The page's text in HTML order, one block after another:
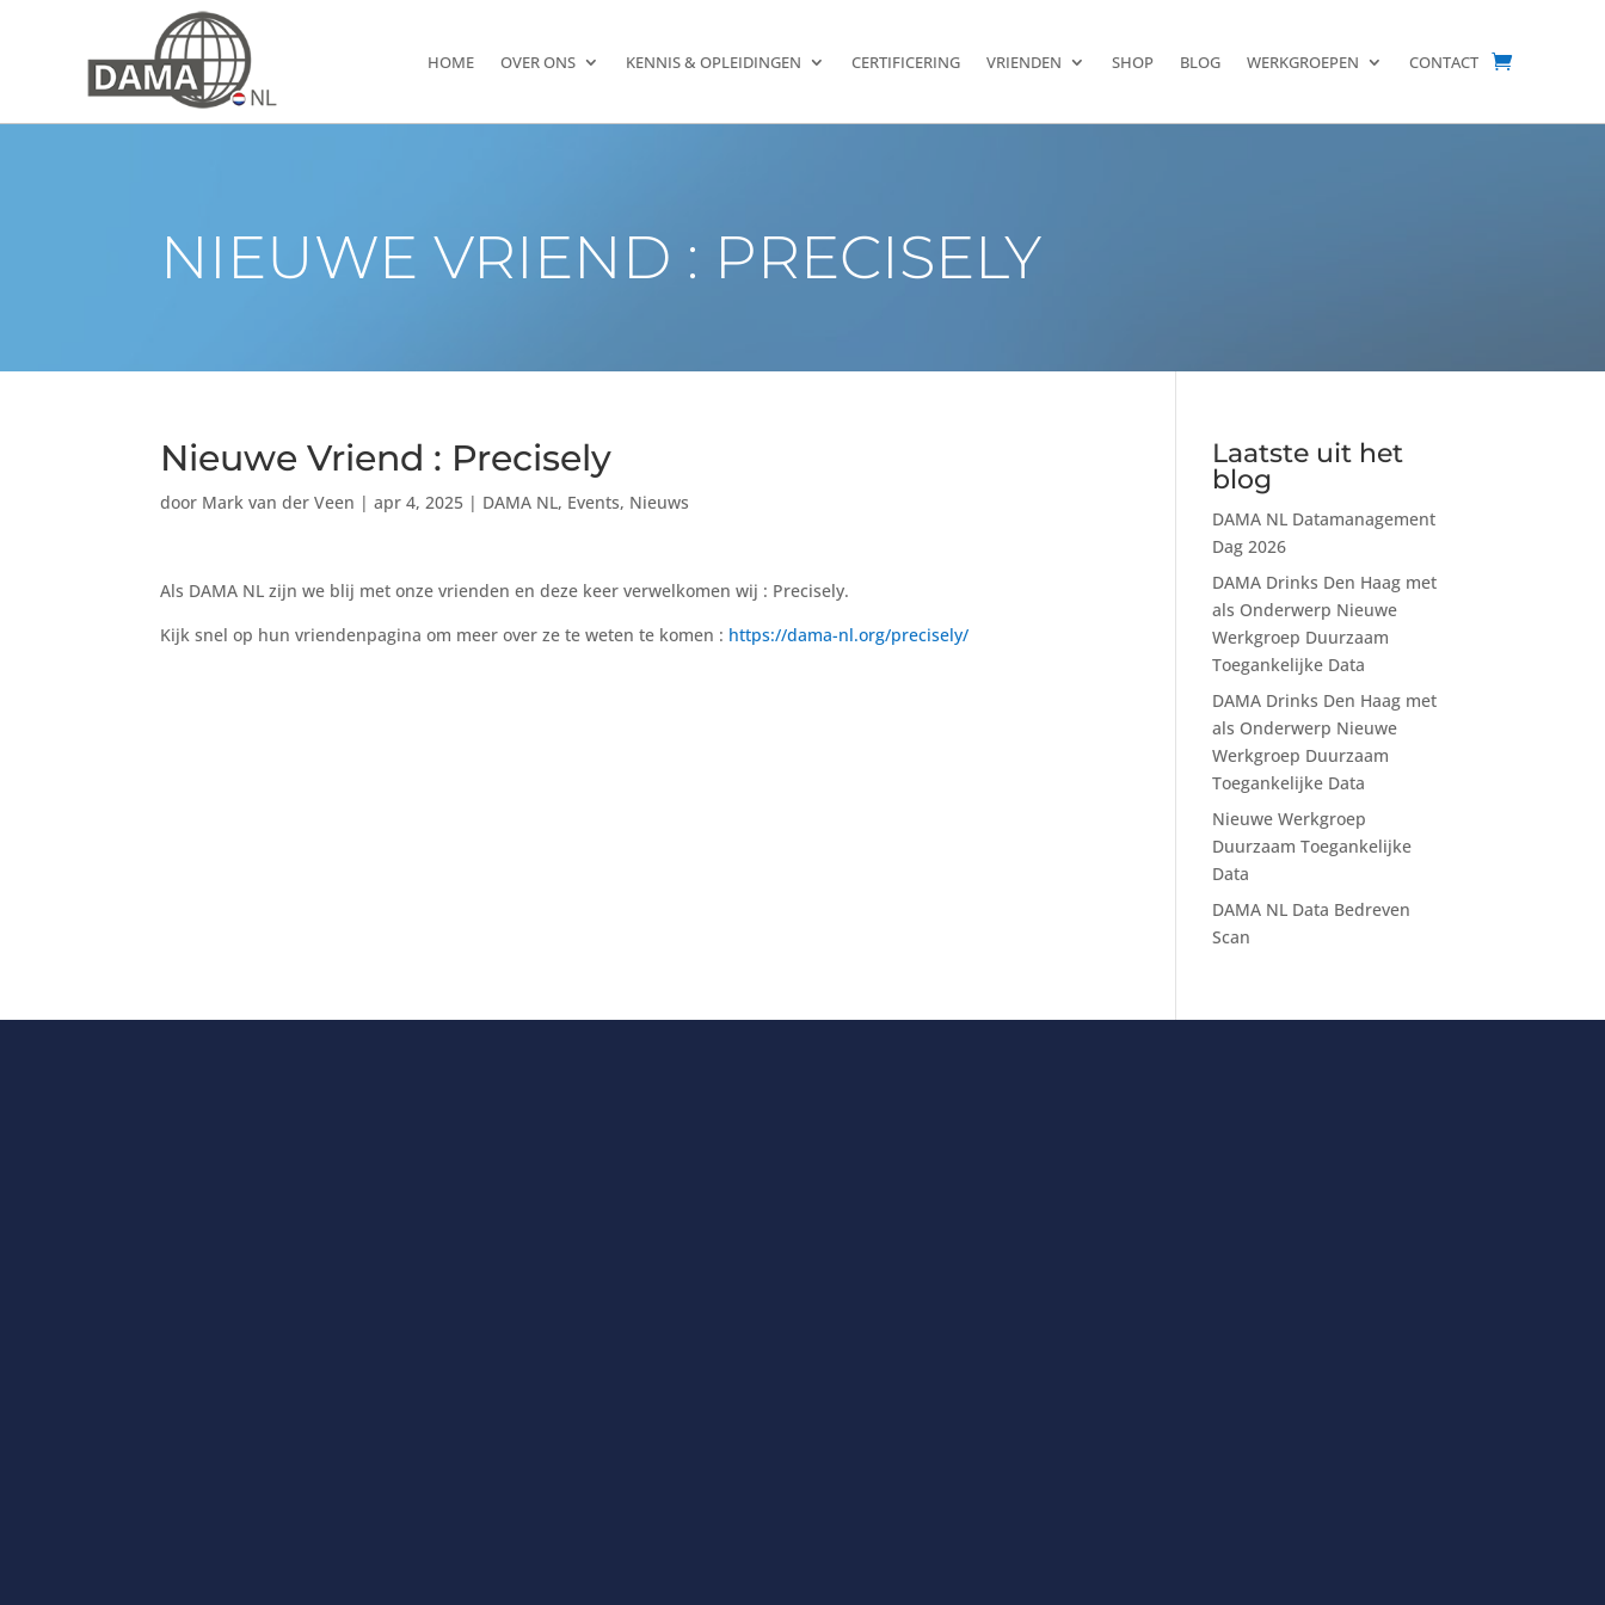
HOME OVER ONS KENNIS & OPLEIDINGEN CERTIFICERING VRIENDEN SHOP BLOG WERKGROEPEN CONTACT
NIEUWE VRIEND : PRECISELY
Nieuwe Vriend : Precisely
door Mark van der Veen |apr 4, 2025 | DAMA NL, Events, Nieuws
Als DAMA NL zijn we blij met onze vrienden en deze keer verwelkomen wij : Precisely.
Kijk snel op hun vriendenpagina om meer over ze te weten te komen : https://dama-nl.org/precisely/
Laatste uit het
blog
DAMA NL Datamanagement
Dag 2026
DAMA Drinks Den Haag met
als Onderwerp Nieuwe
Werkgroep Duurzaam
Toegankelijke Data
DAMA Drinks Den Haag met
als Onderwerp Nieuwe
Werkgroep Duurzaam
Toegankelijke Data
Nieuwe Werkgroep
Duurzaam Toegankelijke
Data
DAMA NL Data Bedreven
Scan